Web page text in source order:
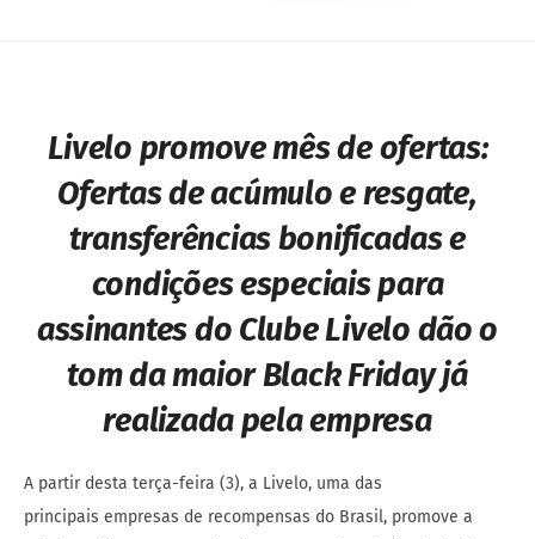
Livelo promove mês de ofertas:
Ofertas de acúmulo e resgate,
transferências bonificadas e
condições especiais para
assinantes do Clube Livelo dão o
tom da maior Black Friday já
realizada pela empresa
A partir desta terça-feira (3), a Livelo, uma das
principais empresas de recompensas do Brasil, promove a